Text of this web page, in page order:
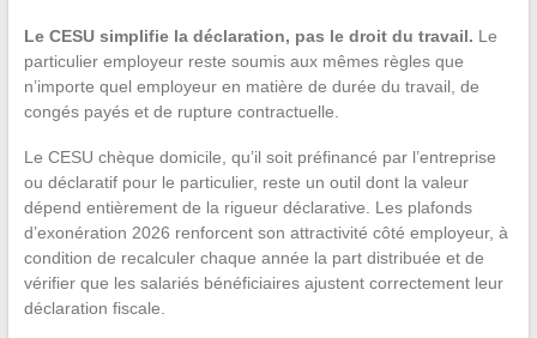
Le CESU simplifie la déclaration, pas le droit du travail. Le
particulier employeur reste soumis aux mêmes règles que
n’importe quel employeur en matière de durée du travail, de
congés payés et de rupture contractuelle.
Le CESU chèque domicile, qu’il soit préfinancé par l’entreprise
ou déclaratif pour le particulier, reste un outil dont la valeur
dépend entièrement de la rigueur déclarative. Les plafonds
d’exonération 2026 renforcent son attractivité côté employeur, à
condition de recalculer chaque année la part distribuée et de
vérifier que les salariés bénéficiaires ajustent correctement leur
déclaration fiscale.